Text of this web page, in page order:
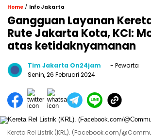
Home / Info Jakarta
Gangguan Layanan
Rute Jakarta Kota, KCI:
atas ketidaknyamanan
Tim Jakarta On24jam
- Pewarta
Senin, 26 Februari 2024
Kereta Rel Listrik (KRL). (Facebook.com/